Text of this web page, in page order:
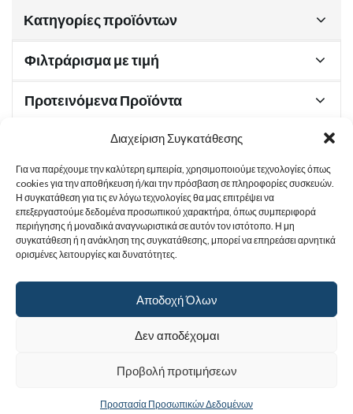
Διαχείριση Συγκατάθεσης
Για να παρέχουμε την καλύτερη εμπειρία, χρησιμοποιούμε τεχνολογίες όπως
cookies για την αποθήκευση ή/και την πρόσβαση σε πληροφορίες συσκευών.
Η συγκατάθεση για τις εν λόγω τεχνολογίες θα μας επιτρέψει να
επεξεργαστούμε δεδομένα προσωπικού χαρακτήρα, όπως συμπεριφορά
περιήγησης ή μοναδικά αναγνωριστικά σε αυτόν τον ιστότοπο. Η μη
συγκατάθεση ή η ανάκληση της συγκατάθεσης, μπορεί να επηρεάσει αρνητικά
ορισμένες λειτουργίες και δυνατότητες.
Αποδοχή Όλων
Δεν αποδέχομαι
Προβολή προτιμήσεων
Προστασία Προσωπικών Δεδομένων
Κατηγορίες προϊόντων
Φιλτράρισμα με τιμή
Προτεινόμενα Προϊόντα
Χρήσιμα Έγγραφα
Sitemap
Στοιχεία Επικοινωνίας
Powered by |